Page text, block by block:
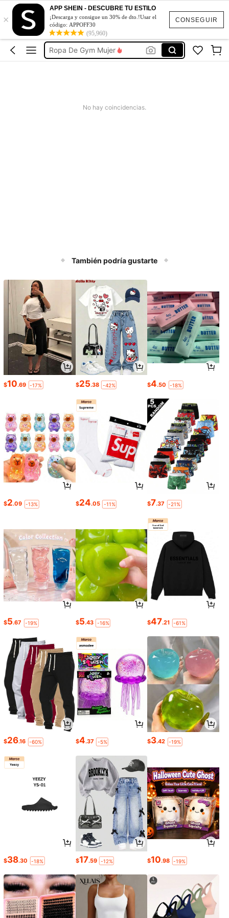
CONSEGUIR
×
APP SHEIN - DESCUBRE TU ESTILO
¡Descarga y consigue un 30% de dto.!Usar el
código: APPOFF30
(95,960)
Glowmode Ropa Deportiva
Glowmode
Ropa De Gym Mujer
Leggings De Mujer
No hay coincidencias.
También podría gustarte
$10.69 -17% $25.38 -42% $4.50 -18%
$2.09 -13% $24.05 -11% $7.37 -21%
$5.67 -19% $5.43 -16% $47.21 -61%
$26.16 -60% $4.37 -5% $3.42 -19%
$38.30 -18% $17.59 -12% $10.98 -19%